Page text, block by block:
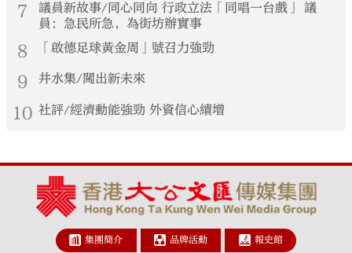
7
議員新故事/同心同向 行政立法「同唱一台戲」 議
員：急民所急，為街坊辦實事
8 「啟德足球黃金周」號召力強勁
9 井水集/闖出新未來
10 社評/經濟動能強勁 外資信心續增
集團簡介 品牌活動 報史館